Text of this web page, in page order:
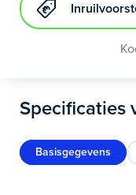
Specificaties
Basisgegevens